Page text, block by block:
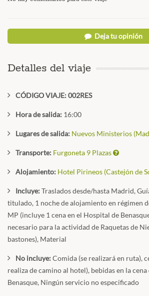
Deja tu opinión
Detalles del viaje
CÓDIGO VIAJE: 002RES
Hora de salida: 16:00
Lugares de salida: Nuevos Ministerios
Transporte: Furgoneta 9 Plazas
Alojamiento: Hotel Pirineos (Castejón de
Incluye:Traslados desde/hasta Madrid,
titulado, 1 noche de alojamiento en régimen
MP (incluye 1 cena en el Hospital de
necesario para la actividad de Raquetas de
bastones), Material
No incluye:Comida (se realizará en ruta),
realiza de camino al hotel), bebidas en la
Benasque, Ningún servicio no especificado